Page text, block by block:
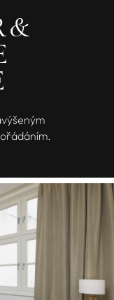
&